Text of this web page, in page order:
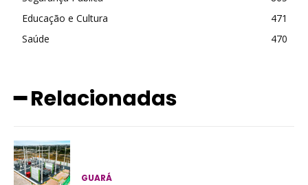
Educação e Cultura
471
Saúde
470
━ Relacionadas
GUARÁ